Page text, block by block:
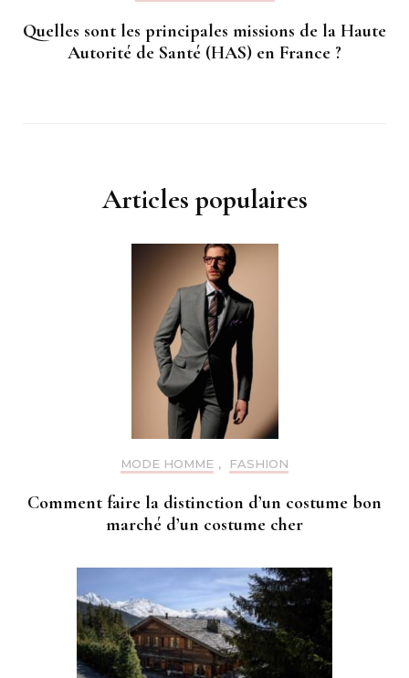
Quelles sont les principales missions de la Haute
Autorité de Santé (HAS) en France ?
Articles populaires
MODE HOMME , FASHION
Comment faire la distinction d’un costume bon
marché d’un costume cher